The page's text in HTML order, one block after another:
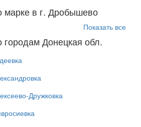
марке в г. Дробышево
Показать все
городам Донецкая обл.
Дружковка